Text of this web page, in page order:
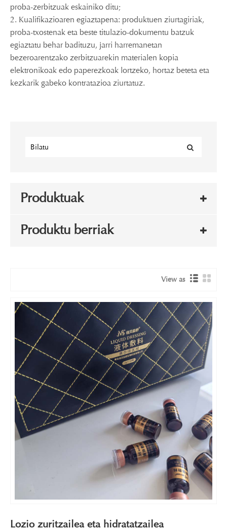
proba-zerbitzuak eskainiko ditu;
2. Kualifikazioaren egiaztapena: produktuen ziurtagiriak,
proba-txostenak eta beste titulazio-dokumentu batzuk
egiaztatu behar badituzu, jarri harremanetan
bezeroarentzako zerbitzuarekin materialen kopia
elektronikoak edo paperezkoak lortzeko, hortaz beteta eta
kezkarik gabeko kontratazioa ziurtatuz.
Produktuak
Produktu berriak
View as
Lozio zuritzailea eta hidratatzailea